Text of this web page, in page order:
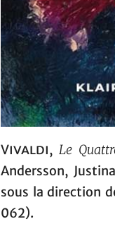
Vivaldi, Le
Andersson,
sous la direction
062).